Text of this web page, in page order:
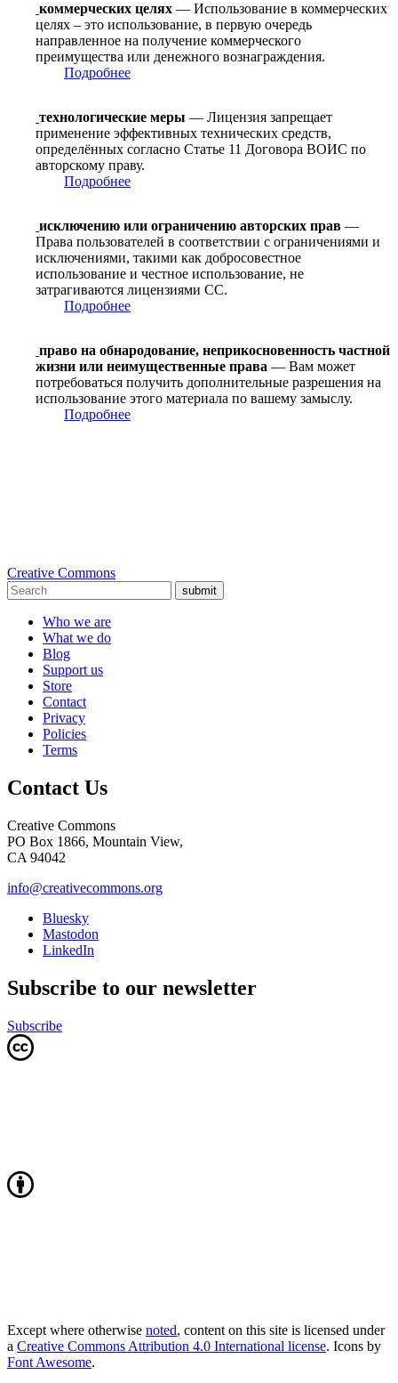
коммерческих целях — Использование в коммерческих
целях – это использование, в первую очередь
направленное на получение коммерческого
преимущества или денежного вознаграждения.
Подробнее
технологические меры — Лицензия запрещает
применение эффективных технических средств,
определённых согласно Статье 11 Договора ВОИС по
авторскому праву.
Подробнее
исключению или ограничению авторских прав —
Права пользователей в соответствии с ограничениями и
исключениями, такими как добросовестное
использование и честное использование, не
затрагиваются лицензиями CC.
Подробнее
право на обнародование, неприкосновенность частной
жизни или неимущественные права — Вам может
потребоваться получить дополнительные разрешения на
использование этого материала по вашему замыслу.
Подробнее
Creative Commons
submit
Who we are
What we do
Blog
Support us
Store
Contact
Privacy
Policies
Terms
Contact Us
Creative Commons
PO Box 1866, Mountain View,
CA 94042
info@creativecommons.org
Bluesky
Mastodon
LinkedIn
Subscribe to our newsletter
Subscribe
Except where otherwise noted, content on this site is licensed under
a Creative Commons Attribution 4.0 International license. Icons by
Font Awesome.